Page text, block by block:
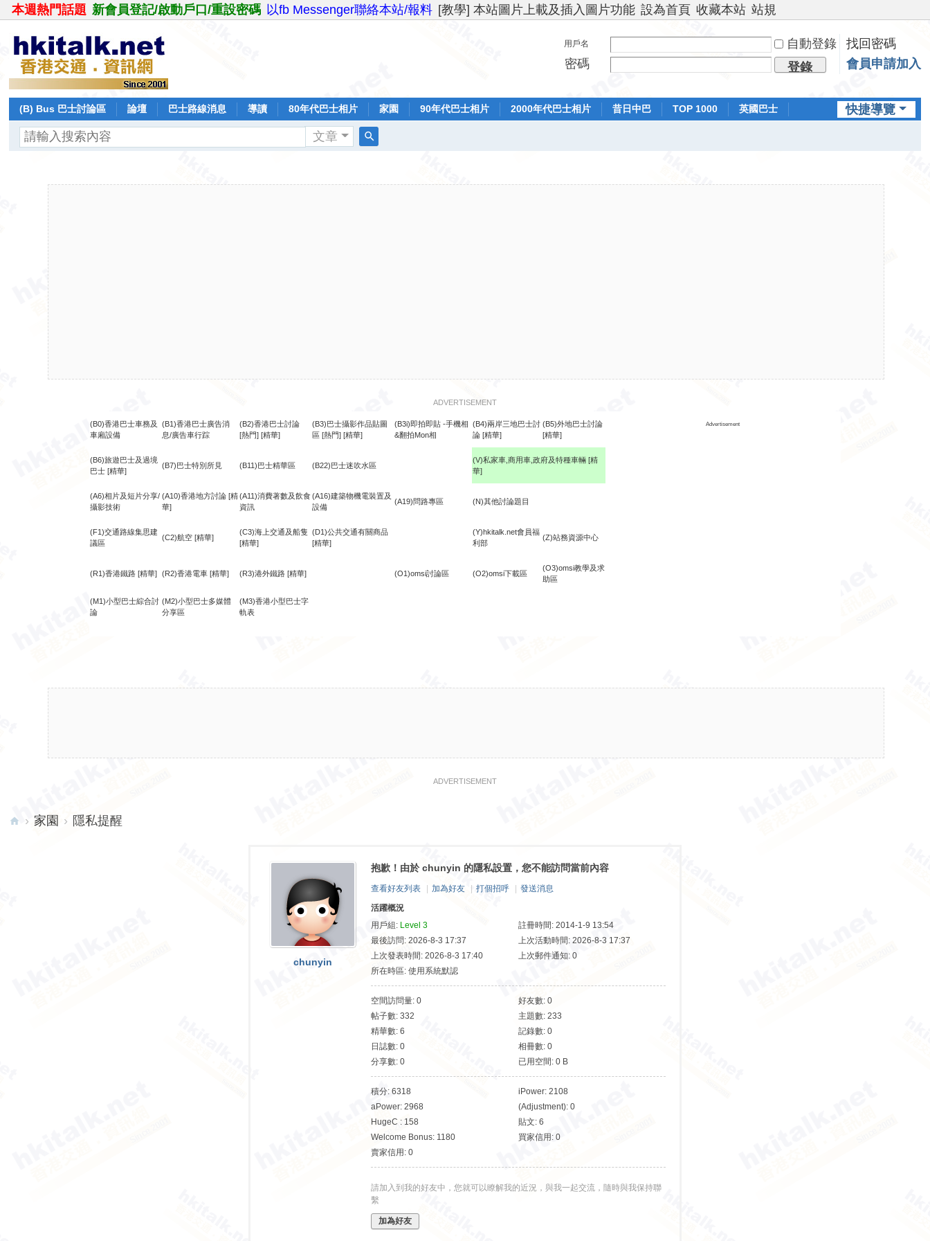
本週熱門話題 新會員登記/啟動戶口/重設密碼 以fb Messenger聯絡本站/報料 [教學] 本站圖片上載及插入圖片功能 設為首頁 收藏本站 站規
用戶名 自動登錄
找回密碼
密碼
登錄 會員申請加入
快捷導覽
(B) Bus 巴士討論區 論壇 巴士路線消息 導讀 80年代巴士相片 家園 90年代巴士相片 2000年代巴士相片 昔日中巴 TOP 1000
英國巴士
文章
ADVERTISEMENT
(B0)香港巴士車務及
車廂設備
(B1)香港巴士廣告消
息/廣告車行踪
(B2)香港巴士討論
[熱門] [精華]
(B3)巴士攝影作品貼圖
區 [熱門] [精華]
(B3i)即拍即貼 -手機相
&翻拍Mon相
(B4)兩岸三地巴士討
論 [精華]
(B5)外地巴士討論
[精華]
Advertisement
(B6)旅遊巴士及過境
巴士 [精華]
(B7)巴士特別所見 (B11)巴士精華區 (B22)巴士迷吹水區
(V)私家車,商用車,政府及特種車輛 [精
華]
(A6)相片及短片分享/
攝影技術
(A10)香港地方討論 [精
華]
(A11)消費著數及飲食
資訊
(A16)建築物機電裝置及
設備
(A19)問路專區 (N)其他討論題目
(F1)交通路線集思建
議區
(C2)航空 [精華]
(C3)海上交通及船隻
[精華]
(D1)公共交通有關商品
[精華]
(Y)hkitalk.net會員福
利部
(Z)站務資源中心
(R1)香港鐵路 [精華] (R2)香港電車 [精華] (R3)港外鐵路 [精華] (O1)omsi討論區 (O2)omsi下載區
(O3)omsi教學及求
助區
(M1)小型巴士綜合討
論
(M2)小型巴士多媒體
分享區
(M3)香港小型巴士字
軌表
ADVERTISEMENT
› 家園 › 隱私提醒
chunyin
抱歉！由於 chunyin 的隱私設置，您不能訪問當前內容
查看好友列表 加為好友 打個招呼
發送消息
活躍概況
用戶組: Level 3
註冊時間: 2014-1-9 13:54
最後訪問: 2026-8-3 17:37
上次活動時間: 2026-8-3 17:37
上次發表時間: 2026-8-3 17:40
上次郵件通知: 0
所在時區: 使用系統默認
空間訪問量: 0
好友數: 0
帖子數: 332
主題數: 233
精華數: 6
記錄數: 0
日誌數: 0
相冊數: 0
分享數: 0
已用空間: 0 B
積分: 6318
iPower: 2108
aPower: 2968
(Adjustment): 0
HugeC : 158
貼文: 6
Welcome Bonus: 1180
買家信用: 0
賣家信用: 0
請加入到我的好友中，您就可以瞭解我的近況，與我一起交流，隨時與我保持聯
繫
加為好友